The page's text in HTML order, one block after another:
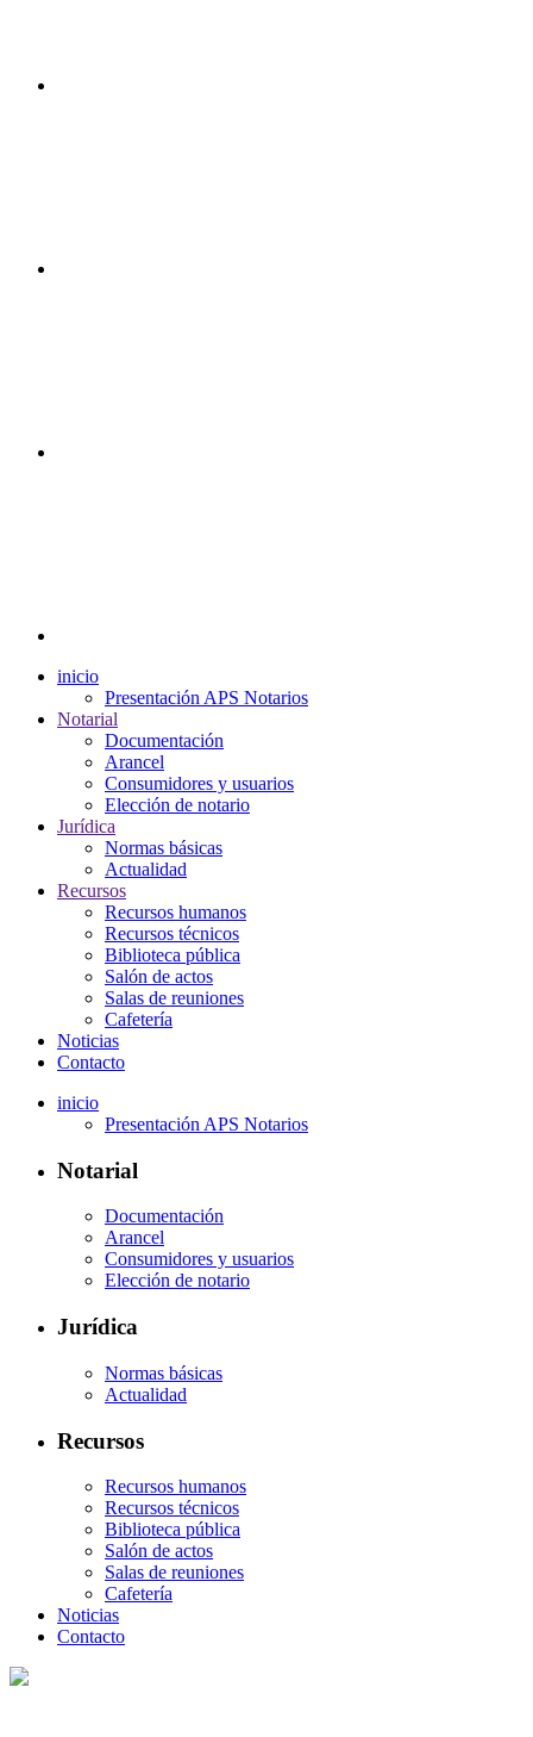
inicio
Presentación APS Notarios
Notarial
Documentación
Arancel
Consumidores y usuarios
Elección de notario
Jurídica
Normas básicas
Actualidad
Recursos
Recursos humanos
Recursos técnicos
Biblioteca pública
Salón de actos
Salas de reuniones
Cafetería
Noticias
Contacto
inicio
Presentación APS Notarios
Notarial
Documentación
Arancel
Consumidores y usuarios
Elección de notario
Jurídica
Normas básicas
Actualidad
Recursos
Recursos humanos
Recursos técnicos
Biblioteca pública
Salón de actos
Salas de reuniones
Cafetería
Noticias
Contacto